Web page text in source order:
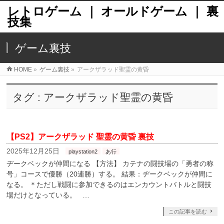
レトロゲーム ｜ オールドゲーム ｜ 裏
技集
ゲーム裏技
HOME » ゲーム裏技 » アークザラッド聖霊の黄昏
タグ : アークザラッド聖霊の黄昏
【PS2】アークザラッド 聖霊の黄昏 裏技
2025年12月25日 playstation2 あ行
ヂークベックが仲間になる 【方法】 カテナの闘技場の「勇者の称
号」コースで優勝（20連勝）する。 結果：ヂークベックが仲間に
なる。 ＊ただし戦闘に参加できるのはエンカウントバトルと闘技
場だけとなっている。 …
この記事を読む